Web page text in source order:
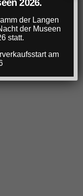
2026.
der Langen
der Museen
statt.
am